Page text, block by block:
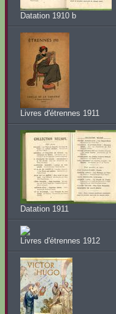
Datation 1910 b
Livres d'étrennes 1911
Datation 1911
Livres d'étrennes 1912